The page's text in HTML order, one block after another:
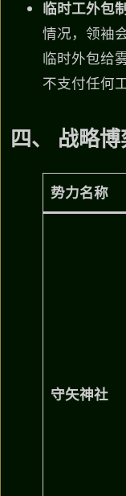
临时工外包制
情况，领袖
临时外包给
不支付任何
四、 战略
势力名称
守矢神社